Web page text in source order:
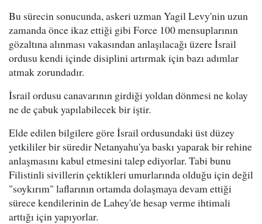
Bu sürecin sonucunda, askeri uzman Yagil Levy'nin uzun
zamanda önce ikaz ettiği gibi Force 100 mensuplarının
gözaltına alınması vakasından anlaşılacağı üzere İsrail
ordusu kendi içinde disiplini artırmak için bazı adımlar
atmak zorundadır.
İsrail ordusu canavarının girdiği yoldan dönmesi ne kolay
ne de çabuk yapılabilecek bir iştir.
Elde edilen bilgilere göre İsrail ordusundaki üst düzey
yetkililer bir süredir Netanyahu'ya baskı yaparak bir rehine
anlaşmasını kabul etmesini talep ediyorlar. Tabi bunu
Filistinli sivillerin çektikleri umurlarında olduğu için değil
"soykırım" laflarının ortamda dolaşmaya devam ettiği
sürece kendilerinin de Lahey'de hesap verme ihtimali
arttığı için yapıyorlar.